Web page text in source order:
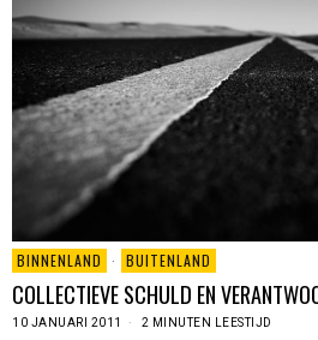
BINNENLAND · BUITENLAND
COLLECTIEVE SCHULD EN
10 JANUARI 2011 2 MINUTEN LEESTIJD